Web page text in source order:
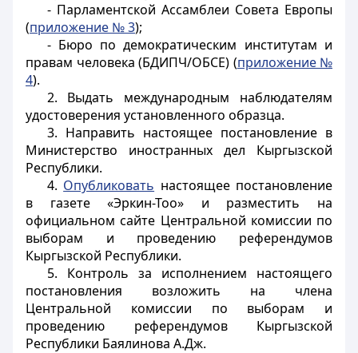
- Парламентской Ассамблеи Совета Европы
(приложение № 3);
- Бюро по демократическим институтам и
правам человека (БДИПЧ/ОБСЕ) (приложение №
4).
2. Выдать международным наблюдателям
удостоверения установленного образца.
3. Направить настоящее постановление в
Министерство иностранных дел Кыргызской
Республики.
4. Опубликовать настоящее постановление
в газете «Эркин-Тоо» и разместить на
официальном сайте Центральной комиссии по
выборам и проведению референдумов
Кыргызской Республики.
5. Контроль за исполнением настоящего
постановления возложить на члена
Центральной комиссии по выборам и
проведению референдумов Кыргызской
Республики Баялинова А.Дж.